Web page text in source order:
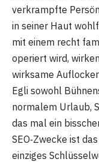
verkrampfte
in seiner Haut
mit einem recht
operiert wird,
wirksame
Egli sowohl
normalem Urlaub,
das mal ein
SEO‑Zwecke ist
einziges